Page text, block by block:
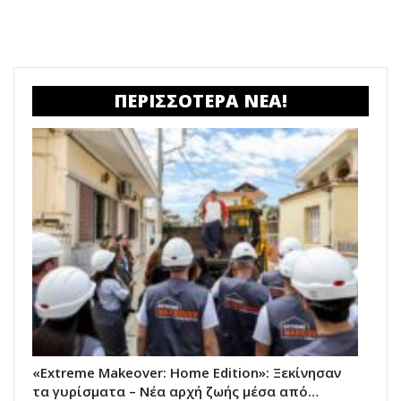
ΠΕΡΙΣΣΟΤΕΡΑ ΝΕΑ!
«Extreme Makeover: Home Edition»: Ξεκίνησαν
τα γυρίσματα – Νέα αρχή ζωής μέσα από…